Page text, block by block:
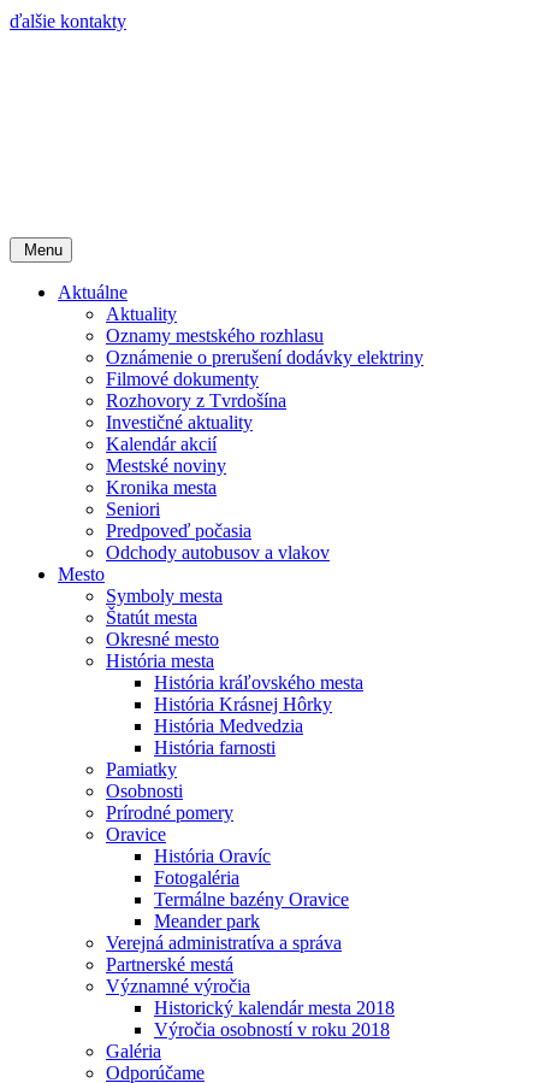
ďalšie kontakty
Menu
Aktuálne
Aktuality
Oznamy mestského rozhlasu
Oznámenie o prerušení dodávky elektriny
Filmové dokumenty
Rozhovory z Tvrdošína
Investičné aktuality
Kalendár akcií
Mestské noviny
Kronika mesta
Seniori
Predpoveď počasia
Odchody autobusov a vlakov
Mesto
Symboly mesta
Štatút mesta
Okresné mesto
História mesta
História kráľovského mesta
História Krásnej Hôrky
História Medvedzia
História farnosti
Pamiatky
Osobnosti
Prírodné pomery
Oravice
História Oravíc
Fotogaléria
Termálne bazény Oravice
Meander park
Verejná administratíva a správa
Partnerské mestá
Významné výročia
Historický kalendár mesta 2018
Výročia osobností v roku 2018
Galéria
Odporúčame